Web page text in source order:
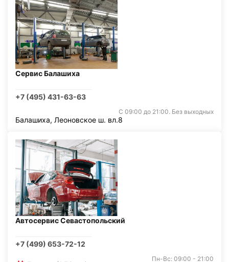
Сервис Балашиха
+7 (495) 431-63-63
С 09:00 до 21:00. Без выходных
Балашиха, Леоновское ш. вл.8
Автосервис Севастопольский
+7 (499) 653-72-12
Пн-Вс: 09:00 - 21:00